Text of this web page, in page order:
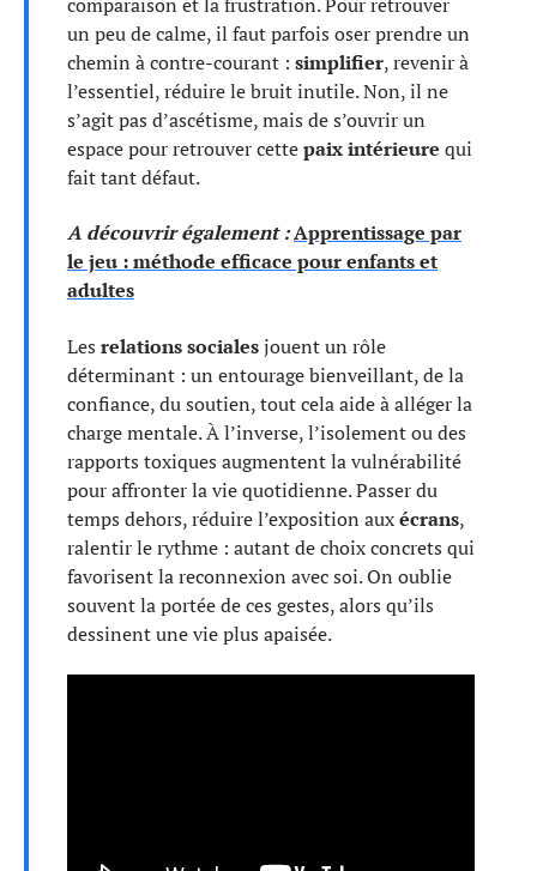
un peu de calme, il faut parfois oser prendre un
chemin à contre-courant : simplifier, revenir à
l’essentiel, réduire le bruit inutile. Non, il ne
s’agit pas d’ascétisme, mais de s’ouvrir un
espace pour retrouver cettepaix intérieure qui
fait tant défaut.
A découvrir également :Apprentissage par
le jeu : méthode efficace pour enfants et
adultes
Les relations socialesjouent un rôle
déterminant : un entourage bienveillant, de la
confiance, du soutien, tout cela aide à alléger la
charge mentale. À l’inverse, l’isolement ou des
rapports toxiques augmentent la vulnérabilité
pour affronter la vie quotidienne. Passer du
temps dehors, réduire l’exposition auxécrans,
ralentir le rythme : autant de choix concrets qui
favorisent la reconnexion avec soi. On oublie
souvent la portée de ces gestes, alors qu’ils
dessinent une vie plus apaisée.